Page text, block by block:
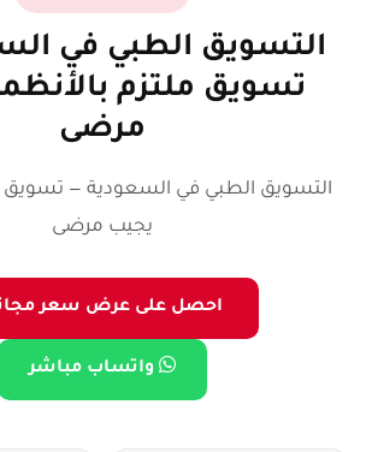
التسويق الطبي في
تسويق ملتزم
مرضى
التسويق الطبي في السعودية — تسويق
يجيب مرضى
احصل على عرض سعر
واتساب مباشر